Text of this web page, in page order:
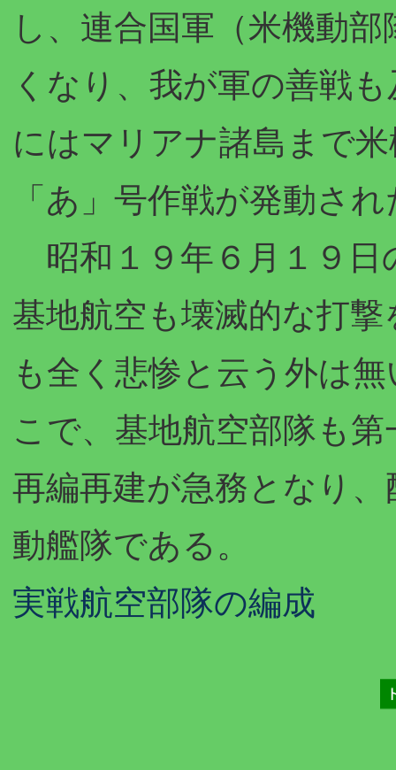
し、連合国軍（米機動
くなり、我が軍の善戦
にはマリアナ諸島まで
「あ」号作戦が発動さ
昭和１９年６月１９日
基地航空も壊滅的な打
も全く悲惨と云う外は
こで、基地航空部隊も
再編再建が急務となり
動艦隊である。
実戦航空部隊の編成